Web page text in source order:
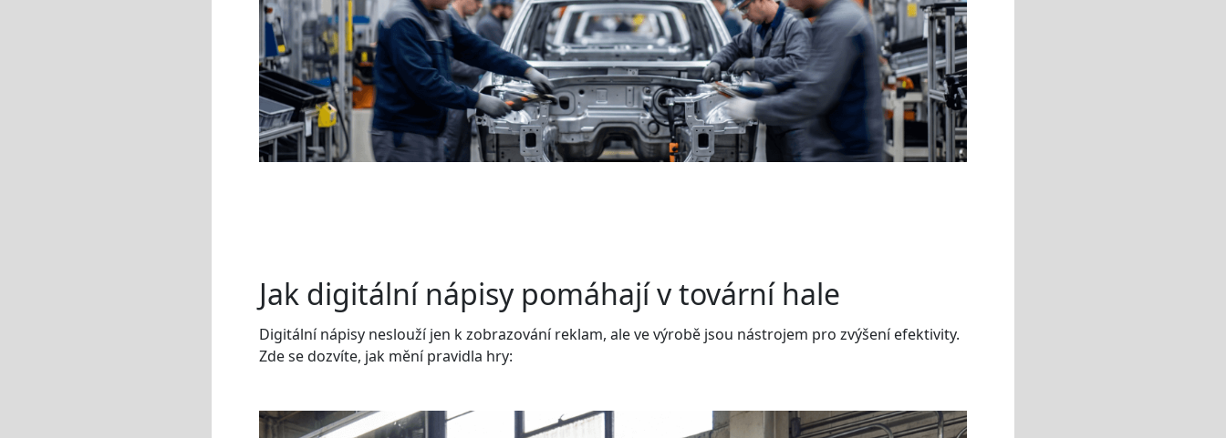
Jak digitální nápisy pomáhají v tovární hale
Digitální nápisy neslouží jen k zobrazování reklam, ale ve výrobě jsou nástrojem pro zvýšení efektivity.
Zde se dozvíte, jak mění pravidla hry: